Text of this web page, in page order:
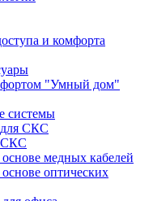
и комфорта
"Умный дом"
системы
для СКС
СКС
медных кабелей
оптических